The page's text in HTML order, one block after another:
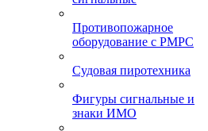
Противопожарное
оборудование с РМРС
Судовая пиротехника
Фигуры сигнальные и
знаки ИМО